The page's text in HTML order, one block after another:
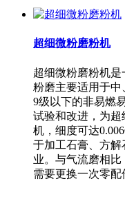
超细微粉磨粉机
超细微粉磨粉机
粉磨主要适用于中
9级以下的非易燃
试验和改进，为
机，细度可达
于加工石膏、方
业。与气流磨相
需要更换一次零配